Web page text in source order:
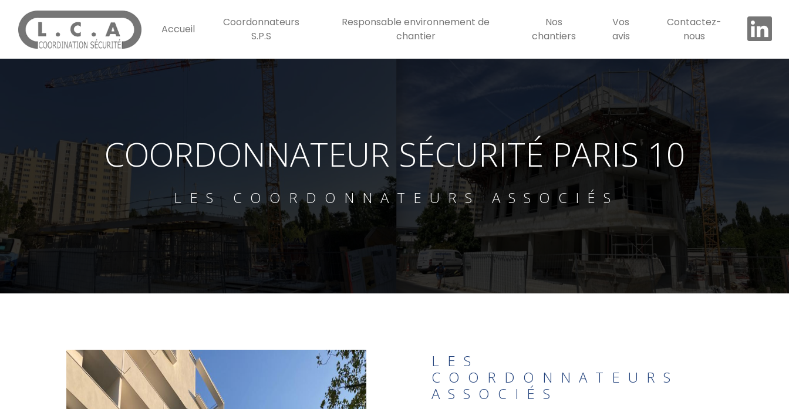
Accueil
Coordonnateurs
S.P.S
Responsable environnement de
chantier
Nos
chantiers
Vos
avis
Contactez-
nous
COORDONNATEUR SÉCURITÉ PARIS 10
LES COORDONNATEURS ASSOCIÉS
LES
COORDONNATEURS
ASSOCIÉS